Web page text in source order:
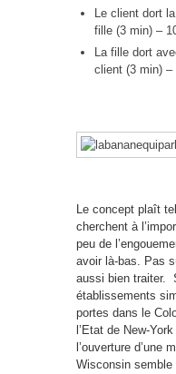
Le client dort
fille (3 min) –
La fille dort
client (3 min)
Le concept plaît
cherchent à
peu de
avoir là-bas. Pas
aussi bien traiter.
établissements
portes dans le
l’Etat de New-
l’ouverture d’une
Wisconsin